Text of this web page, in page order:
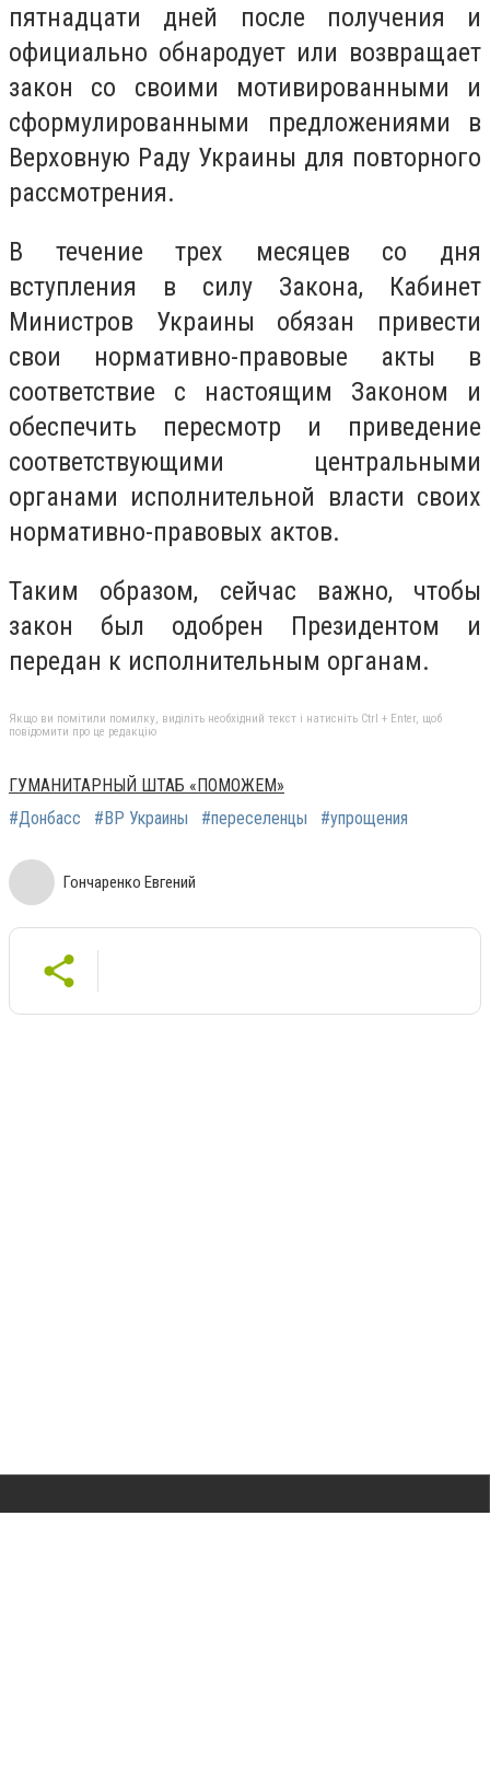
пятнадцати дней после получения и
официально обнародует или возвращает
закон со своими мотивированными и
сформулированными предложениями в
Верховную Раду Украины для повторного
рассмотрения.
В течение трех месяцев со дня
вступления в силу Закона, Кабинет
Министров Украины обязан привести
свои нормативно-правовые акты в
соответствие с настоящим Законом и
обеспечить пересмотр и приведение
соответствующими центральными
органами исполнительной власти своих
нормативно-правовых актов.
Таким образом, сейчас важно, чтобы
закон был одобрен Президентом и
передан к исполнительным органам.
Якщо ви помітили помилку, виділіть необхідний текст і натисніть Ctrl + Enter, щоб
повідомити про це редакцію
ГУМАНИТАРНЫЙ ШТАБ «ПОМОЖЕМ»
#Донбасс
#ВР Украины #переселенцы #упрощения
Гончаренко Евгений